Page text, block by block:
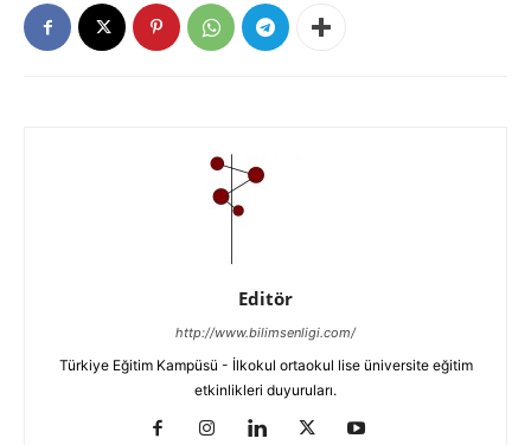
Editör
http://www.bilimsenligi.com/
Türkiye Eğitim Kampüsü - İlkokul ortaokul lise üniversite eğitim
etkinlikleri duyuruları.